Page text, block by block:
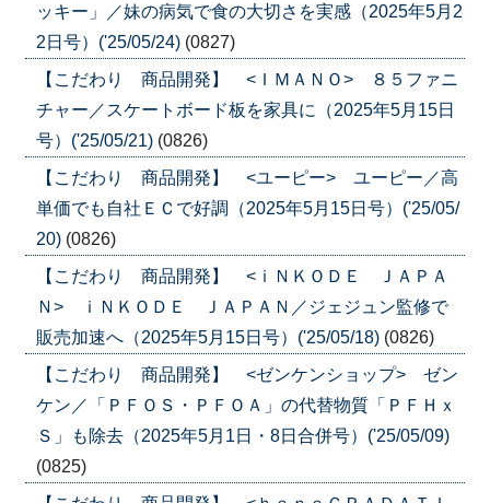
ッキー」／妹の病気で食の大切さを実感（2025年5月2
2日号）('25/05/24) (0827)
【こだわり 商品開発】 <ＩＭＡＮＯ> ８５ファニ
チャー／スケートボード板を家具に（2025年5月15日
号）('25/05/21) (0826)
【こだわり 商品開発】 <ユーピー> ユーピー／高
単価でも自社ＥＣで好調（2025年5月15日号）('25/05/
20) (0826)
【こだわり 商品開発】 <ｉＮＫＯＤＥ ＪＡＰＡ
Ｎ> ｉＮＫＯＤＥ ＪＡＰＡＮ／ジェジュン監修で
販売加速へ（2025年5月15日号）('25/05/18) (0826)
【こだわり 商品開発】 <ゼンケンショップ> ゼン
ケン／「ＰＦＯＳ・ＰＦＯＡ」の代替物質「ＰＦＨｘ
Ｓ」も除去（2025年5月1日・8日合併号）('25/05/09)
(0825)